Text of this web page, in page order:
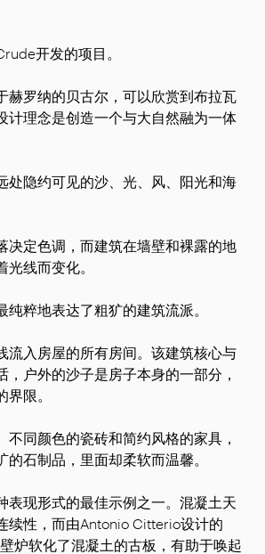
开发的项目。
赫罗纳的贝古尔，可以欣赏到布拉瓦
计理念是创造一个与大自然融为一体
处隐约可见的沙、光、风、阳光和海
决定色调，而建筑在墙壁和裸露的地
线而变化。
纯粹地表达了粗犷的建筑流派。
流入房屋的所有房间。该建筑核心与
，户外的沙子是房子本身的一部分，
限。
不同颜色的瓷砖和简约风格的家具，
石制品，里面却柔软而温馨。
表现形式的最佳示例之一。混凝土天
续性，而由Antonio Citterio设计的
炉软化了混凝土的古板，有助于唤起